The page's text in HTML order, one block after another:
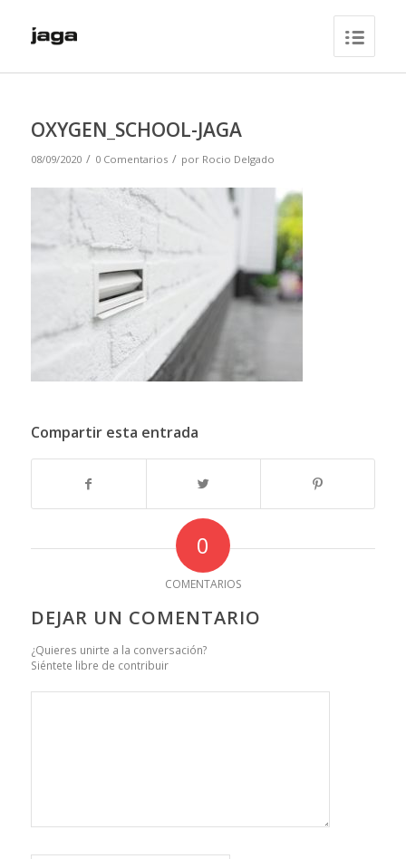
OXYGEN_SCHOOL-JAGA
08/09/2020 / 0 Comentarios / por Rocio Delgado
Compartir esta entrada
0
COMENTARIOS
DEJAR UN COMENTARIO
¿Quieres unirte a la conversación?
Siéntete libre de contribuir